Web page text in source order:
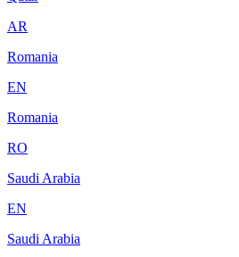
AR
Romania
EN
Romania
RO
Saudi Arabia
EN
Saudi Arabia